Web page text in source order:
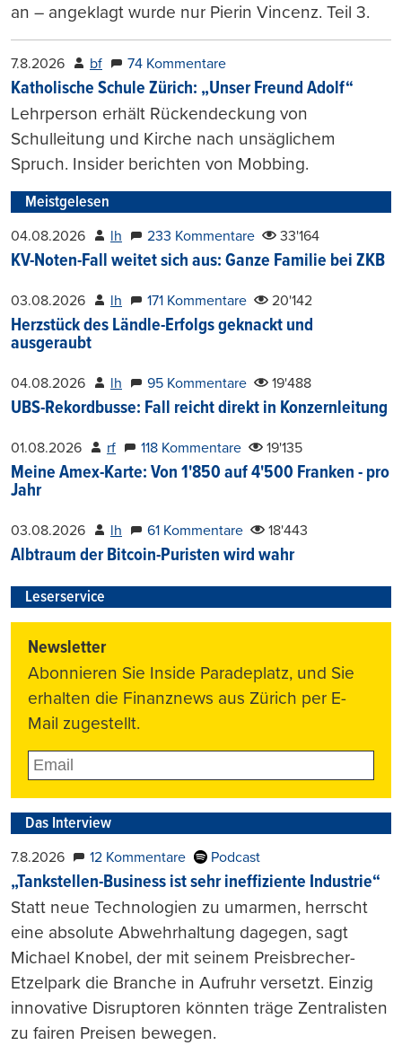
an – angeklagt wurde nur Pierin Vincenz. Teil 3.
7.8.2026 bf 74 Kommentare
Katholische Schule Zürich: „Unser Freund Adolf“
Lehrperson erhält Rückendeckung von
Schulleitung und Kirche nach unsäglichem
Spruch. Insider berichten von Mobbing.
Meistgelesen
04.08.2026 lh 233 Kommentare 33'164
KV-Noten-Fall weitet sich aus: Ganze Familie bei ZKB
03.08.2026 lh 171 Kommentare 20'142
Herzstück des Ländle-Erfolgs geknackt und
ausgeraubt
04.08.2026 lh 95 Kommentare 19'488
UBS-Rekordbusse: Fall reicht direkt in Konzernleitung
01.08.2026 rf 118 Kommentare 19'135
Meine Amex-Karte: Von 1'850 auf 4'500 Franken - pro
Jahr
03.08.2026 lh 61 Kommentare 18'443
Albtraum der Bitcoin-Puristen wird wahr
Leserservice
Newsletter
Abonnieren Sie Inside Paradeplatz, und Sie
erhalten die Finanznews aus Zürich per E-
Mail zugestellt.
Das Interview
7.8.2026 12 Kommentare Podcast
„Tankstellen-Business ist sehr ineffiziente Industrie“
Statt neue Technologien zu umarmen, herrscht
eine absolute Abwehrhaltung dagegen, sagt
Michael Knobel, der mit seinem Preisbrecher-
Etzelpark die Branche in Aufruhr versetzt. Einzig
innovative Disruptoren könnten träge Zentralisten
zu fairen Preisen bewegen.